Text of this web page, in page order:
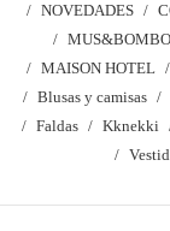
NOVEDADES
MAISON HOTEL
Blusas y camisas
Faldas
Kknekki